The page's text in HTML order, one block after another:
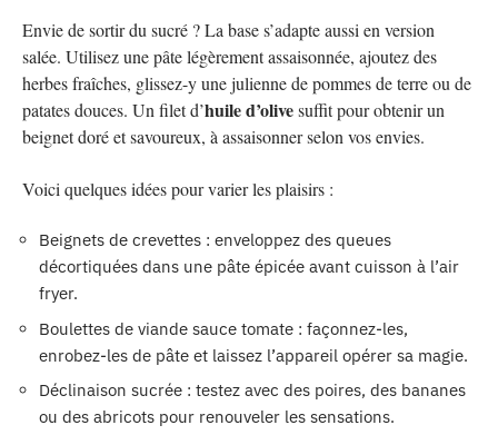
Envie de sortir du sucré ? La base s’adapte aussi en version
salée. Utilisez une pâte légèrement assaisonnée, ajoutez des
herbes fraîches, glissez-y une julienne de pommes de terre ou de
patates douces. Un filet d’huile d’olivesuffit pour obtenir un
beignet doré et savoureux, à assaisonner selon vos envies.
Voici quelques idées pour varier les plaisirs :
Beignets de crevettes : enveloppez des queues
décortiquées dans une pâte épicée avant cuisson à l’air
fryer.
Boulettes de viande sauce tomate : façonnez-les,
enrobez-les de pâte et laissez l’appareil opérer sa magie.
Déclinaison sucrée : testez avec des poires, des bananes
ou des abricots pour renouveler les sensations.